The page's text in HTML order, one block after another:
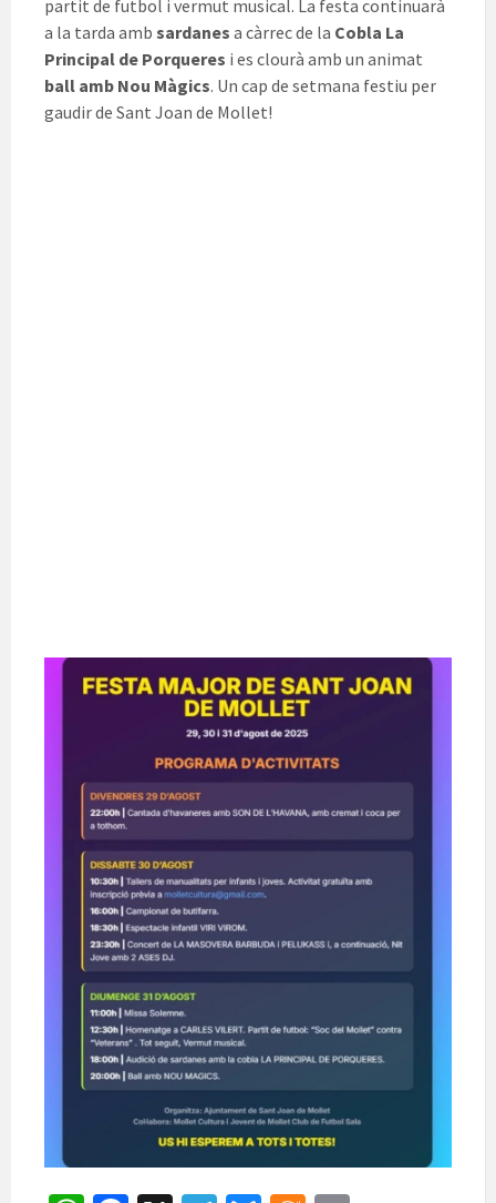
partit de futbol i vermut musical. La festa continuarà
a la tarda amb sardanes a càrrec de la Cobla La
Principal de Porqueres i es clourà amb un animat
ball amb Nou Màgics. Un cap de setmana festiu per
gaudir de Sant Joan de Mollet!